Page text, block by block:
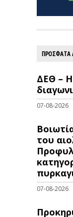
ΠΡΟΣΦΑΤΑ
ΔΕΘ –
07-08-2026
του
07-08-2026